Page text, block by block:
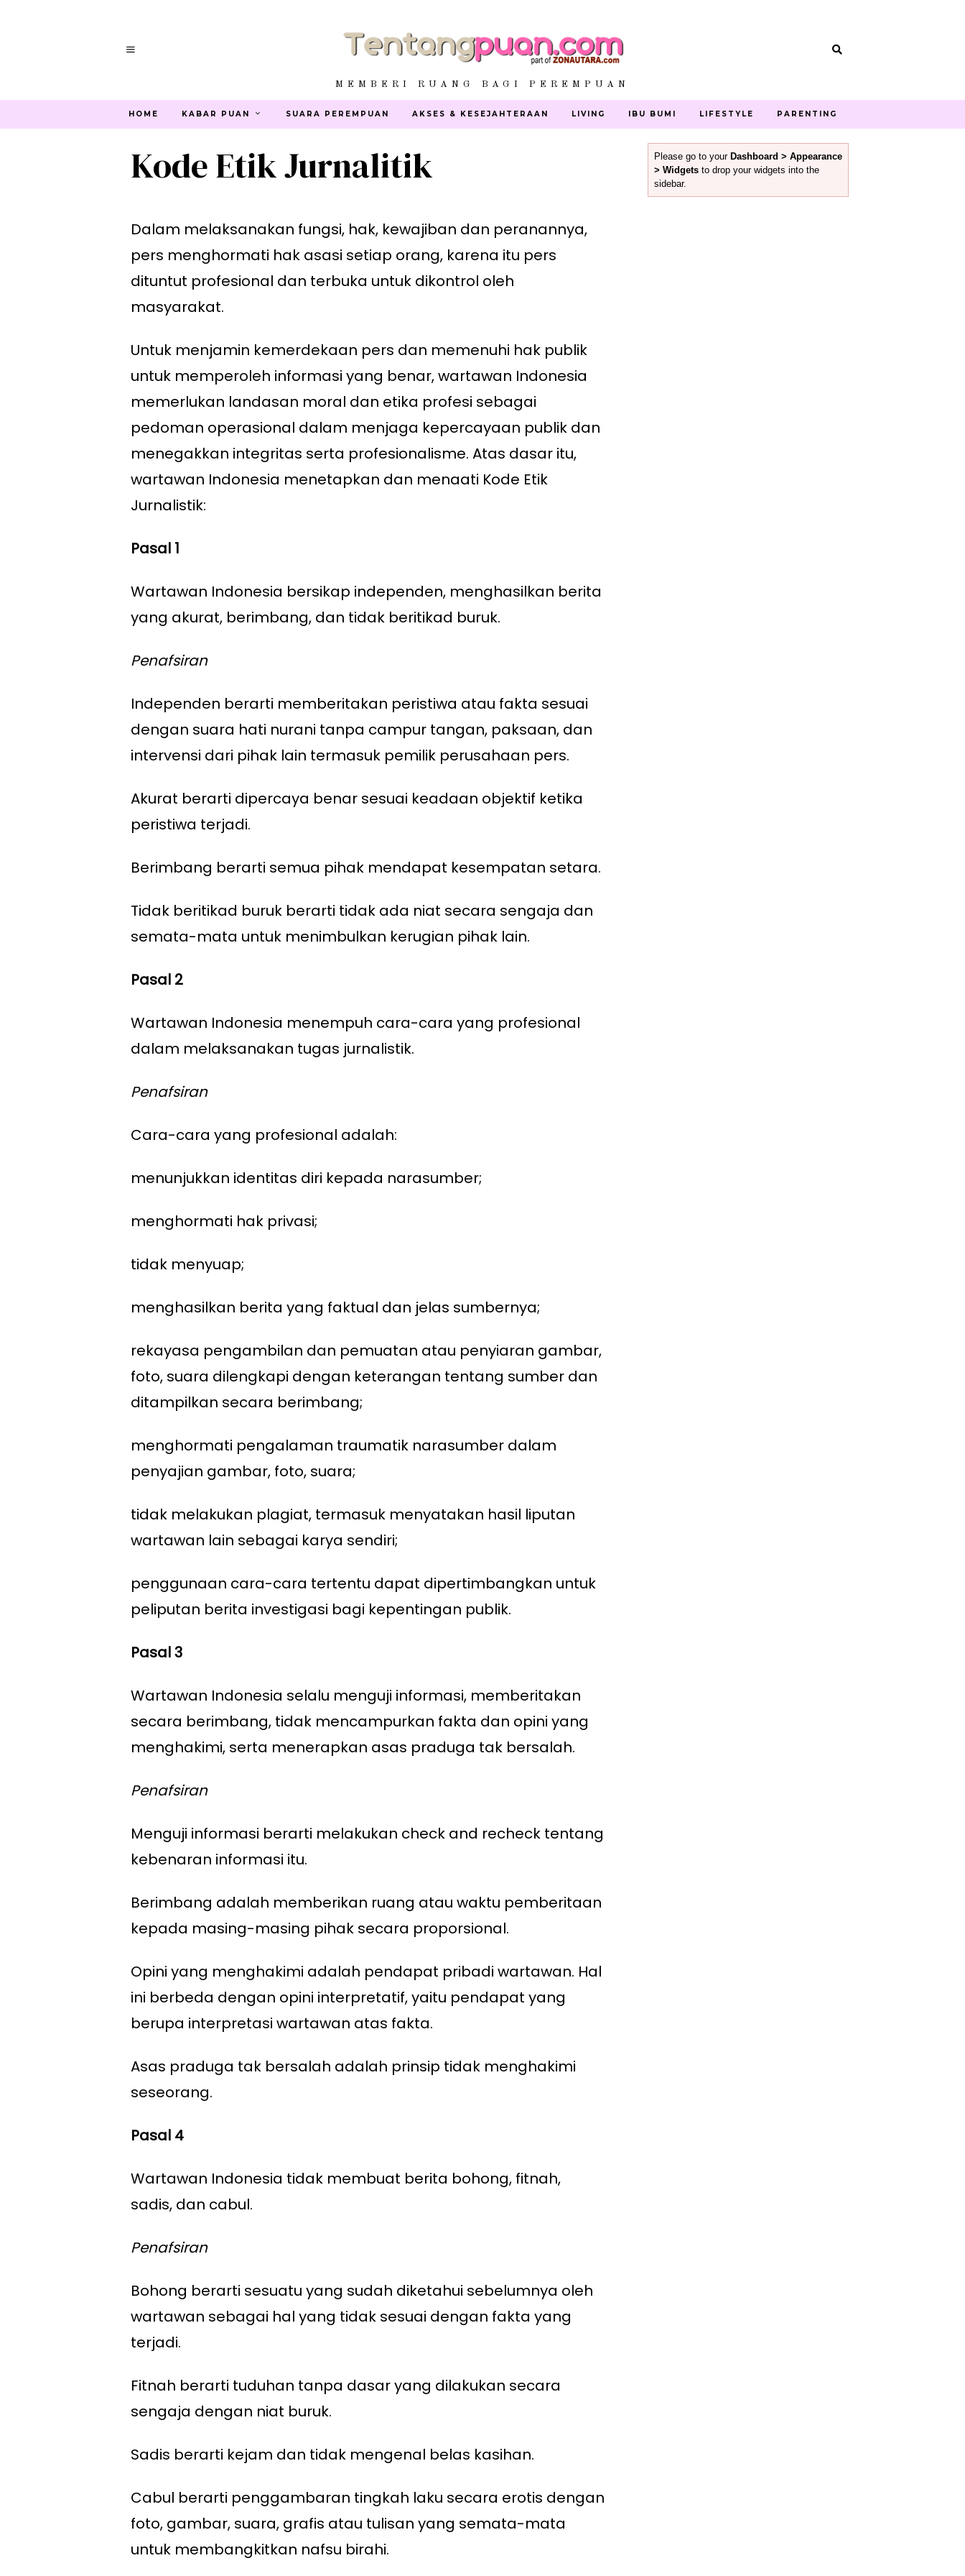
MEMBERI RUANG BAGI PEREMPUAN
HOME KABAR PUAN SUARA PEREMPUAN AKSES & KESEJAHTERAAN LIVING IBU BUMI LIFESTYLE PARENTING
Kode Etik Jurnalitik
Dalam melaksanakan fungsi, hak, kewajiban dan peranannya,
pers menghormati hak asasi setiap orang, karena itu pers
dituntut profesional dan terbuka untuk dikontrol oleh
masyarakat.
Untuk menjamin kemerdekaan pers dan memenuhi hak publik
untuk memperoleh informasi yang benar, wartawan Indonesia
memerlukan landasan moral dan etika profesi sebagai
pedoman operasional dalam menjaga kepercayaan publik dan
menegakkan integritas serta profesionalisme. Atas dasar itu,
wartawan Indonesia menetapkan dan menaati Kode Etik
Jurnalistik:
Pasal 1
Wartawan Indonesia bersikap independen, menghasilkan berita
yang akurat, berimbang, dan tidak beritikad buruk.
Penafsiran
Independen berarti memberitakan peristiwa atau fakta sesuai
dengan suara hati nurani tanpa campur tangan, paksaan, dan
intervensi dari pihak lain termasuk pemilik perusahaan pers.
Akurat berarti dipercaya benar sesuai keadaan objektif ketika
peristiwa terjadi.
Berimbang berarti semua pihak mendapat kesempatan setara.
Tidak beritikad buruk berarti tidak ada niat secara sengaja dan
semata-mata untuk menimbulkan kerugian pihak lain.
Pasal 2
Wartawan Indonesia menempuh cara-cara yang profesional
dalam melaksanakan tugas jurnalistik.
Penafsiran
Cara-cara yang profesional adalah:
menunjukkan identitas diri kepada narasumber;
menghormati hak privasi;
tidak menyuap;
menghasilkan berita yang faktual dan jelas sumbernya;
rekayasa pengambilan dan pemuatan atau penyiaran gambar,
foto, suara dilengkapi dengan keterangan tentang sumber dan
ditampilkan secara berimbang;
menghormati pengalaman traumatik narasumber dalam
penyajian gambar, foto, suara;
tidak melakukan plagiat, termasuk menyatakan hasil liputan
wartawan lain sebagai karya sendiri;
penggunaan cara-cara tertentu dapat dipertimbangkan untuk
peliputan berita investigasi bagi kepentingan publik.
Pasal 3
Wartawan Indonesia selalu menguji informasi, memberitakan
secara berimbang, tidak mencampurkan fakta dan opini yang
menghakimi, serta menerapkan asas praduga tak bersalah.
Penafsiran
Menguji informasi berarti melakukan check and recheck tentang
kebenaran informasi itu.
Berimbang adalah memberikan ruang atau waktu pemberitaan
kepada masing-masing pihak secara proporsional.
Opini yang menghakimi adalah pendapat pribadi wartawan. Hal
ini berbeda dengan opini interpretatif, yaitu pendapat yang
berupa interpretasi wartawan atas fakta.
Asas praduga tak bersalah adalah prinsip tidak menghakimi
seseorang.
Pasal 4
Wartawan Indonesia tidak membuat berita bohong, fitnah,
sadis, dan cabul.
Penafsiran
Bohong berarti sesuatu yang sudah diketahui sebelumnya oleh
wartawan sebagai hal yang tidak sesuai dengan fakta yang
terjadi.
Fitnah berarti tuduhan tanpa dasar yang dilakukan secara
sengaja dengan niat buruk.
Sadis berarti kejam dan tidak mengenal belas kasihan.
Cabul berarti penggambaran tingkah laku secara erotis dengan
foto, gambar, suara, grafis atau tulisan yang semata-mata
untuk membangkitkan nafsu birahi.
Please go to your Dashboard > Appearance
> Widgets to drop your widgets into the
sidebar.